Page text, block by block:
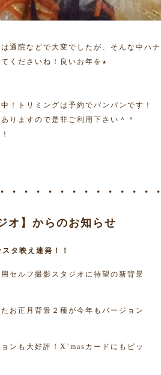
通院などで大変でしたが、そんな中ハ
くださいね！良いお年を★
！トリミングは予約でパンパンです！
りますので是非ご利用下さい＾＾
・・・・・・・・・・・
オ】からのお知らせ
タ映え連発！！
セルフ撮影スタジオに待望の新背景
お正月背景２種が今年もバージョン
ンも大好評！X’masカードにもピッ